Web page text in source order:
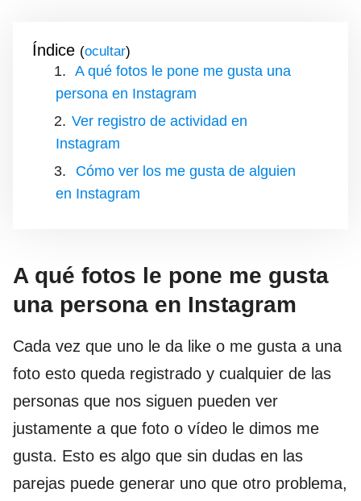
Índice ( )
A qué fotos le pone me gusta una
persona en Instagram
Ver registro de actividad en
Instagram
Cómo ver los me gusta de alguien
en Instagram
A qué fotos le pone me gusta
una persona en Instagram
Cada vez que uno le da like o me gusta a una
foto esto queda registrado y cualquier de las
personas que nos siguen pueden ver
justamente a que foto o vídeo le dimos me
gusta. Esto es algo que sin dudas en las
parejas puede generar uno que otro problema,